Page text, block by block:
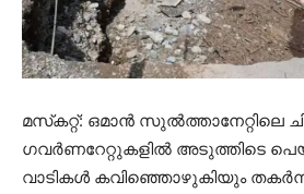
മസ്‌കറ്റ്: ഒമാൻ സുൽത്താനേറ്റിലെ
ഗവർണറേറ്റുകളിൽ അടുത്തിടെ
വാടികൾ കവിഞ്ഞൊഴുകിയും